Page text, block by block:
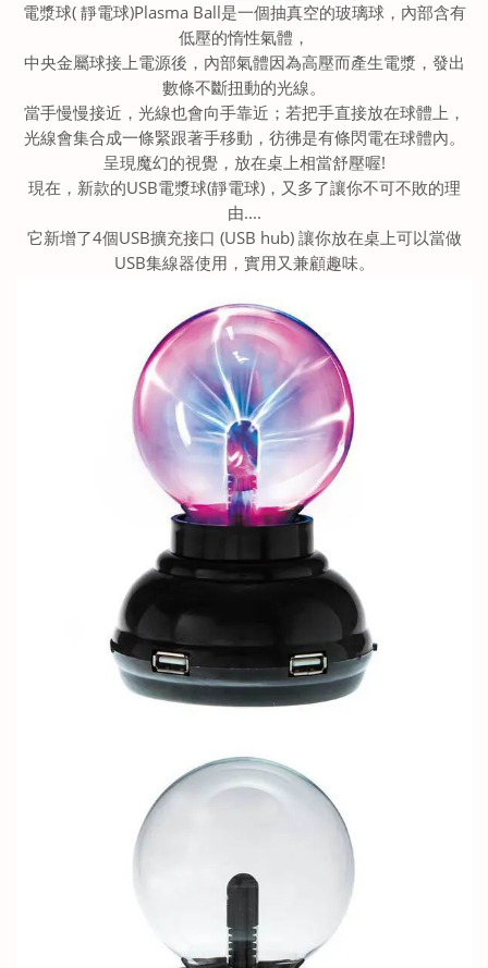
電漿球( 靜電球)Plasma Ball是一個抽真空的玻璃球，內部含有
低壓的惰性氣體，
中央金屬球接上電源後，內部氣體因為高壓而產生電漿，發出
數條不斷扭動的光線。
當手慢慢接近，光線也會向手靠近；若把手直接放在球體上，
光線會集合成一條緊跟著手移動，彷彿是有條閃電在球體內。
呈現魔幻的視覺，放在桌上相當舒壓喔!
現在，新款的USB電漿球(靜電球)，又多了讓你不可不敗的理
由....
它新增了4個USB擴充接口 (USB hub) 讓你放在桌上可以當做
USB集線器使用，實用又兼顧趣味。